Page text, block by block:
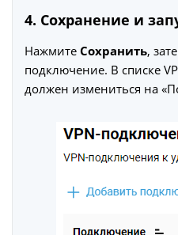
4. Сохранение и
Нажмите Сохранить,
подключение. В списке
должен измениться на